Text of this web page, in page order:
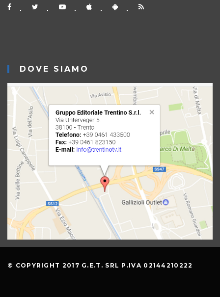
DOVE SIAMO
© COPYRIGHT 2017 G.E.T. SRL P.IVA 02144210222